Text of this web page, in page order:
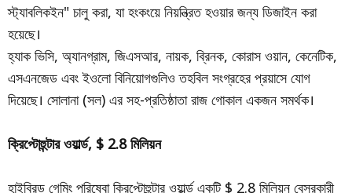
স্ট্যাবলিকইন" চালু করা, যা হংকংয়ে নিয়ন্ত্রিত হওয়ার জন্য ডিজাইন করা
হয়েছে।
হ্যাক ভিসি, অ্যানগ্রাম, জিএসআর, নায়ক, ব্রিনক, কোরাস ওয়ান, কেনেটিক,
এসএনজেড এবং ইওলো বিনিয়োগগুলিও তহবিল সংগ্রহের প্রয়াসে যোগ
দিয়েছে। সোলানা (সল) এর সহ-প্রতিষ্ঠাতা রাজ গোকাল একজন সমর্থক।
ক্রিপ্টোহুন্টার ওয়ার্ল্ড, $ 2.8 মিলিয়ন
হাইব্রিড গেমিং পরিষেবা ক্রিপ্টোহুন্টার ওয়ার্ল্ড একটি $ 2.8 মিলিয়ন বেসরকারী